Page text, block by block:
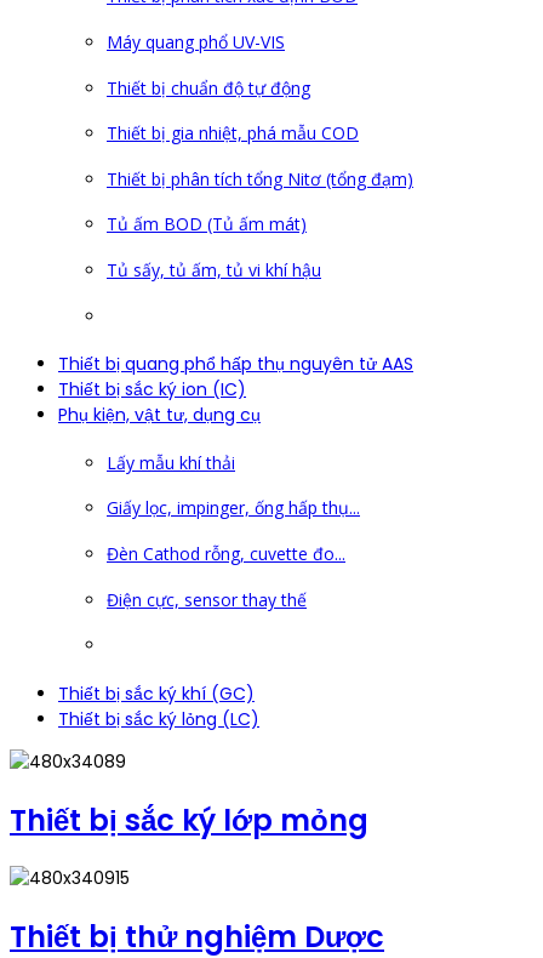
Máy quang phổ UV-VIS
Thiết bị chuẩn độ tự động
Thiết bị gia nhiệt, phá mẫu COD
Thiết bị phân tích tổng Nitơ (tổng đạm)
Tủ ấm BOD (Tủ ấm mát)
Tủ sấy, tủ ấm, tủ vi khí hậu
Thiết bị quang phổ hấp thụ nguyên tử AAS
Thiết bị sắc ký ion (IC)
Phụ kiện, vật tư, dụng cụ
Lấy mẫu khí thải
Giấy lọc, impinger, ống hấp thụ...
Đèn Cathod rỗng, cuvette đo...
Điện cực, sensor thay thế
Thiết bị sắc ký khí (GC)
Thiết bị sắc ký lỏng (LC)
Thiết bị sắc ký lớp mỏng
Thiết bị thử nghiệm Dược